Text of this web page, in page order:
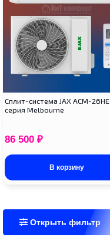
Сплит-система JAX ACM-26HE
серия Melbourne
86 500 ₽
В корзину
Открыть фильтр